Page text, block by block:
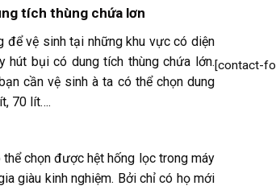
tích thùng chứa lơn
để vệ sinh tại những khu vực có diện
hút bụi có dung tích thùng chứa lớn.
cần vệ sinh à ta có thể chọn dung
70 lít….
chọn được hệt hống lọc trong máy
giàu kinh nghiệm. Bởi chỉ có họ mới
[contact-